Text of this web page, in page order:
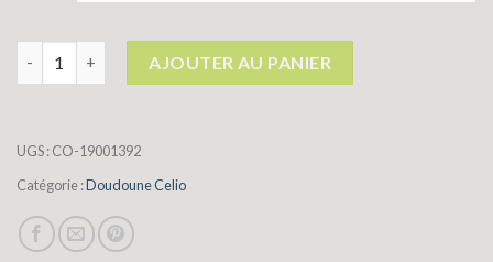
AJOUTER AU PANIER
UGS :CO-19001392
Catégorie :Doudoune Celio